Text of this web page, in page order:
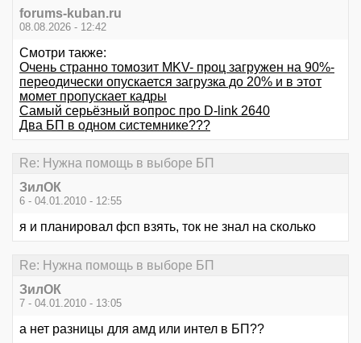
forums-kuban.ru
08.08.2026 - 12:42
Смотри также:
Очень странно томозит MKV- проц загружен на 90%-
переодически опускается загрузка до 20% и в этот
момет пропускает кадры
Самый серьёзный вопрос про D-link 2640
Два БП в одном системнике???
Re: Нужна помощь в выборе БП
ЗилОК
6 - 04.01.2010 - 12:55
я и планировал фсп взять, ток не знал на сколько
Re: Нужна помощь в выборе БП
ЗилОК
7 - 04.01.2010 - 13:05
а нет разницы для амд или интел в БП??